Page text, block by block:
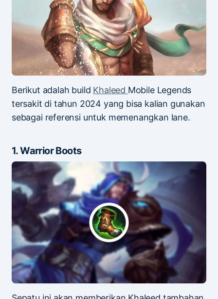
Berikut adalah build Khaleed Mobile Legends
tersakit di tahun 2024 yang bisa kalian gunakan
sebagai referensi untuk memenangkan lane.
1. Warrior Boots